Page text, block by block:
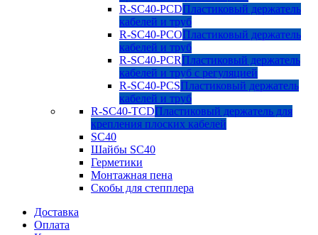
R-SC40-PCDПластиковый держатель
кабелей и труб
R-SC40-PCOПластиковый держатель
кабелей и труб
R-SC40-PCRПластиковый держатель
кабелей и труб с регуляцией
R-SC40-PCSПластиковый держатель
кабелей и труб
R-SC40-TCDПластиковый держатель для
крепления плоских кабелей
SC40
Шайбы SC40
Герметики
Монтажная пена
Скобы для степплера
Доставка
Оплата